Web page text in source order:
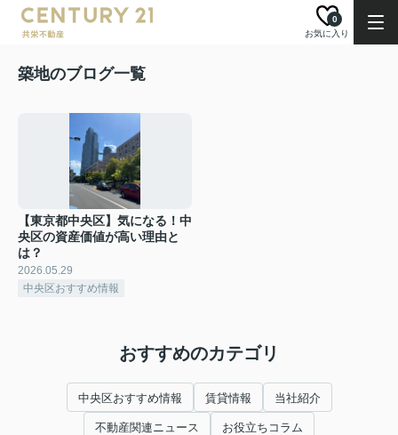
お気に入り
0
築地のブログ一覧
【東京都中央区】気になる！中
央区の資産価値が高い理由と
は？
2026.05.29
中央区おすすめ情報
おすすめのカテゴリ
中央区おすすめ情報 賃貸情報 当社紹介
不動産関連ニュース お役立ちコラム